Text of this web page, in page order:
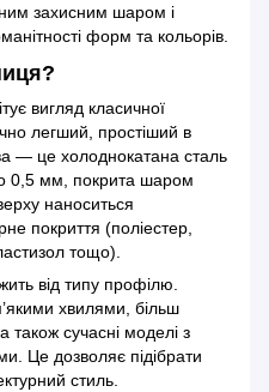
захисним шаром і
форм та кольорів.
вигляд класичної
легший, простіший в
— це холоднокатана сталь
0,5 мм, покрита шаром
наноситься
покриття (поліестер,
тощо).
від типу профілю.
хвилями, більш
також сучасні моделі з
Це дозволяє підібрати
стиль.